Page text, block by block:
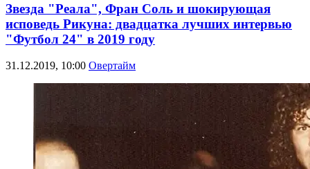
Звезда "Реала", Фран Соль и шокирующая
исповедь Рикуна: двадцатка лучших интервью
"Футбол 24" в 2019 году
31.12.2019, 10:00 Овертайм